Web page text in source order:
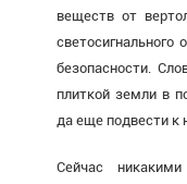
веществ от
светосигнального
безопасности.
плиткой земли в
да еще подвести к
Сейчас